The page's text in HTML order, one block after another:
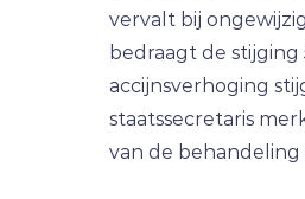
vervalt bij
bedraagt de
accijnsverhoging
staatssecretaris
van de